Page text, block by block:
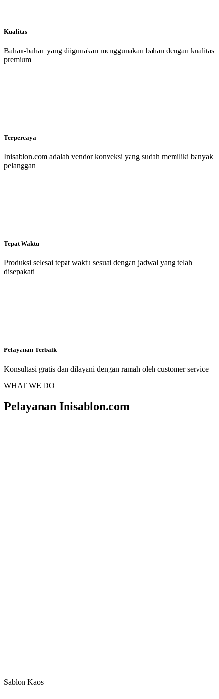
Kualitas
Bahan-bahan yang diigunakan menggunakan bahan dengan kualitas
premium
Terpercaya
Inisablon.com adalah vendor konveksi yang sudah memiliki banyak
pelanggan
Tepat Waktu
Produksi selesai tepat waktu sesuai dengan jadwal yang telah
disepakati
Pelayanan Terbaik
Konsultasi gratis dan dilayani dengan ramah oleh customer service
WHAT WE DO
Pelayanan Inisablon.com
Sablon Kaos